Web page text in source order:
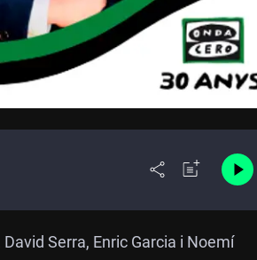
Serra, Enric Garcia i Noemí